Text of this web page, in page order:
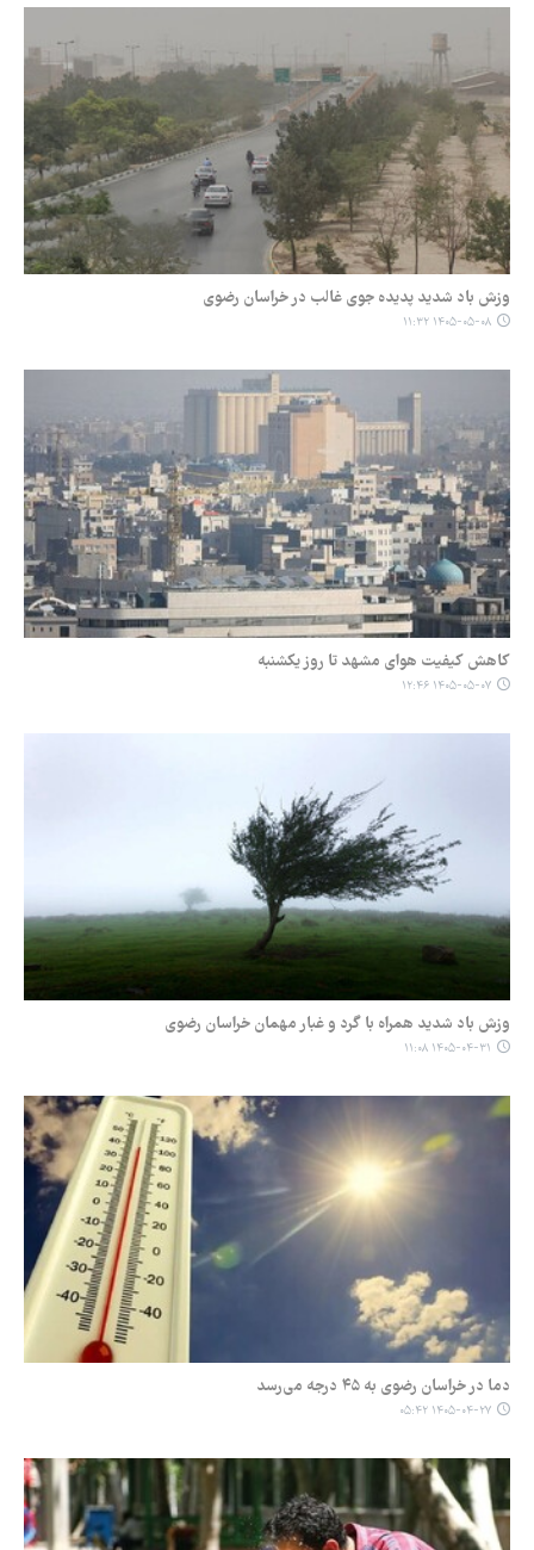
وزش باد شدید پدیده جوی غالب در خراسان رضوی
۱۴۰۵-۰۵-۰۸ ۱۱:۳۲
کاهش کیفیت هوای مشهد تا روز یکشنبه
۱۴۰۵-۰۵-۰۷ ۱۲:۴۶
وزش باد شدید همراه با گرد و غبار مهمان خراسان رضوی
۱۴۰۵-۰۴-۳۱ ۱۱:۰۸
دما در خراسان رضوی به ۴۵ درجه می‌رسد
۱۴۰۵-۰۴-۲۷ ۰۵:۴۲